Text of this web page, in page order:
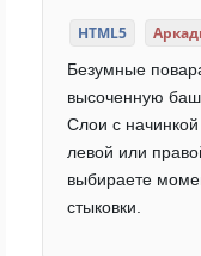
HTML5
Безумные
высоченную
Слои с
левой или
выбираете
стыковки.